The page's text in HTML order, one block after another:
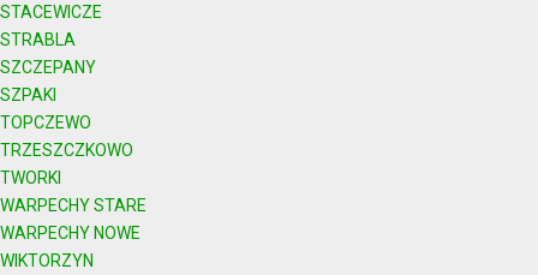
STACEWICZE
STRABLA
SZCZEPANY
SZPAKI
TOPCZEWO
TRZESZCZKOWO
TWORKI
WARPECHY STARE
WARPECHY NOWE
WIKTORZYN